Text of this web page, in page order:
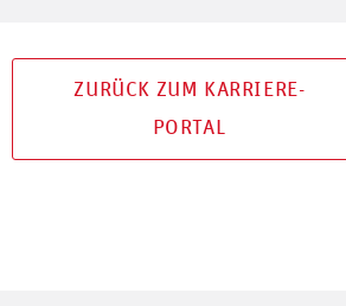
ZURÜCK ZUM KARRIERE-
PORTAL